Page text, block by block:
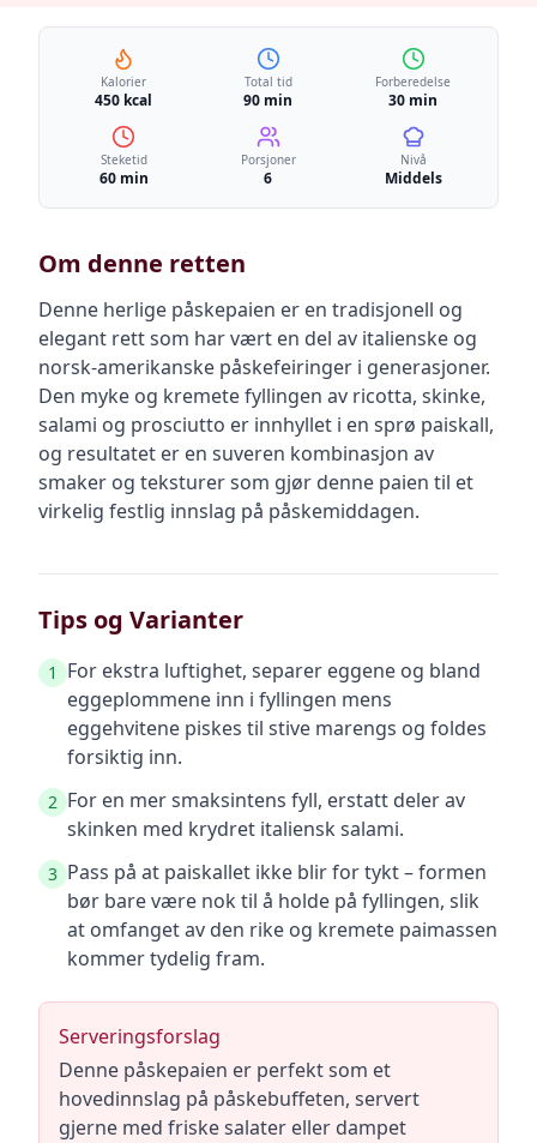
Kalorier
450 kcal
Total tid
90 min
Forberedelse
30 min
Steketid
60 min
Porsjoner
6
Nivå
Middels
Om denne retten
Denne herlige påskepaien er en tradisjonell og
elegant rett som har vært en del av italienske og
norsk-amerikanske påskefeiringer i generasjoner.
Den myke og kremete fyllingen av ricotta, skinke,
salami og prosciutto er innhyllet i en sprø paiskall,
og resultatet er en suveren kombinasjon av
smaker og teksturer som gjør denne paien til et
virkelig festlig innslag på påskemiddagen.
Tips og Varianter
1
For ekstra luftighet, separer eggene og bland
eggeplommene inn i fyllingen mens
eggehvitene piskes til stive marengs og foldes
forsiktig inn.
2 For en mer smaksintens fyll, erstatt deler av
skinken med krydret italiensk salami.
3 Pass på at paiskallet ikke blir for tykt – formen
bør bare være nok til å holde på fyllingen, slik
at omfanget av den rike og kremete paimassen
kommer tydelig fram.
Serveringsforslag
Denne påskepaien er perfekt som et
hovedinnslag på påskebuffeten, servert
gjerne med friske salater eller dampet